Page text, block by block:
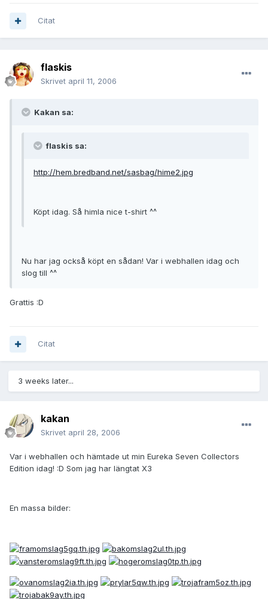
Citat
flaskis
Skrivet april 11, 2006
Kakan sa:
flaskis sa:
http://hem.bredband.net/sasbag/hime2.jpg
Köpt idag. Så himla nice t-shirt ^^
Nu har jag också köpt en sådan! Var i webhallen idag och
slog till ^^
Grattis :D
Citat
3 weeks later...
kakan
Skrivet april 28, 2006
Var i webhallen och hämtade ut min Eureka Seven Collectors
Edition idag! :D Som jag har längtat X3
En massa bilder: